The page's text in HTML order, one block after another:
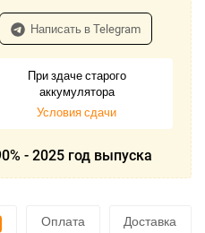
Написать в Telegram
При здаче старого
аккумулятора
Условия сдачи
- 2025 год выпуска
Оплата Доставка